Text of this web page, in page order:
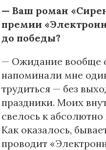
— Ваш роман
премии
до победы?
— Ожидание вообще
напоминали мне
трудиться — без
праздники. Моих
свелось к
Как оказалось,
проводит